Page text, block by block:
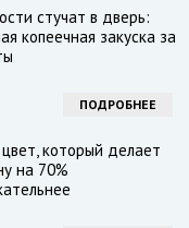
стучат в дверь:
копеечная закуска за
ПОДРОБНЕЕ
который делает
на 70%